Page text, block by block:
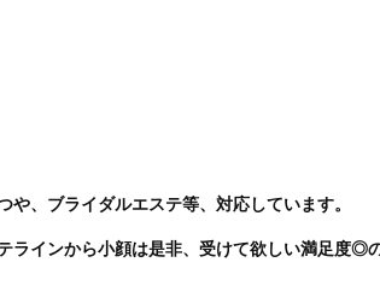
、ブライダルエステ等、対応しています。
ラインから小顔は是非、受けて欲しい満足度◎